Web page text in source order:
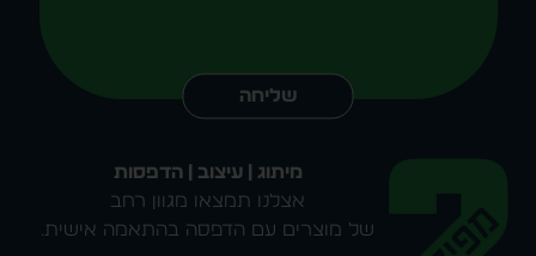
שליחה
מיתוג | עיצוב | הדפסות
אצלנו תמצאו מגוון רחב
של מוצרים עם הדפסה בהתאמה אישית.